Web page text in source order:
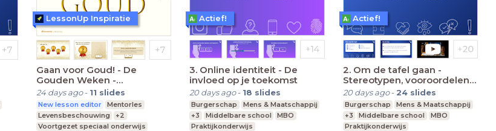
Gaan voor Goud! - De
Gouden Weken -
VO/(V)MBO
24 days ago- 11 slides
New lesson editor
Mentorles
Levensbeschouwing
+2
Voortgezet speciaal onderwijs
LessonUp Inspiratie
3. Online identiteit - De
invloed op je toekomst
20 days ago- 18 slides
Burgerschap
Mens & Maatschappij
+3
Middelbare school
MBO
Praktijkonderwijs
Actief!
2. Om de tafel gaan -
Stereotypen, vooroordelen
en discriminatie
20 days ago- 24 slides
Burgerschap
Mens & Maatschappij
+3
Middelbare school
MBO
Praktijkonderwijs
Actief!